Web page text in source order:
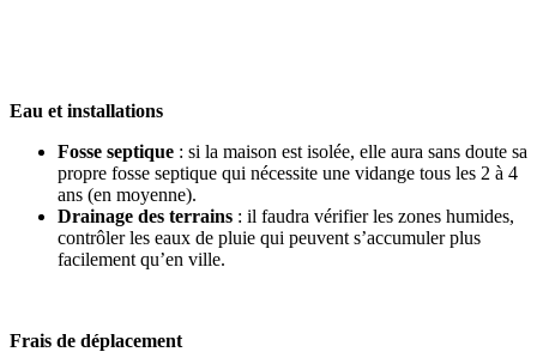
Eau et installations
Fosse septique : si la maison est isolée, elle aura sans doute sa
propre fosse septique qui nécessite une vidange tous les 2 à 4
ans (en moyenne).
Drainage des terrains : il faudra vérifier les zones humides,
contrôler les eaux de pluie qui peuvent s’accumuler plus
facilement qu’en ville.
Frais de déplacement